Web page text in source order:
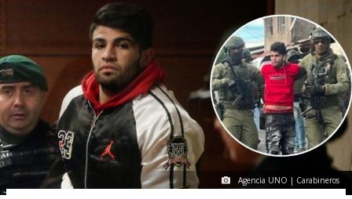
Agencia UNO | Carabineros